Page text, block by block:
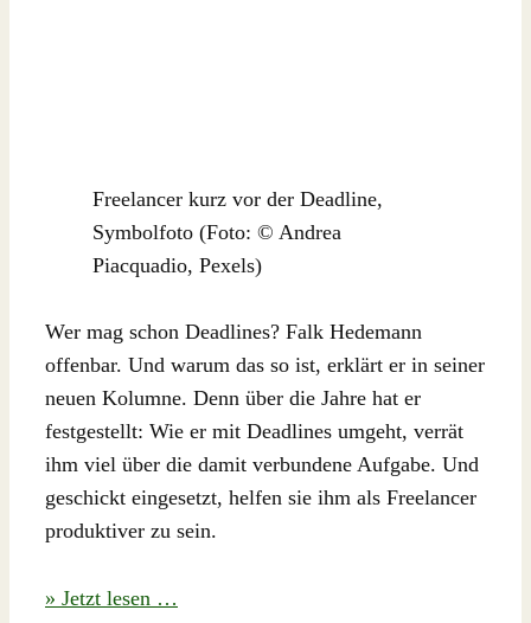
Freelancer kurz vor der Deadline,
Symbolfoto (Foto: © Andrea
Piacquadio, Pexels)
Wer mag schon Deadlines? Falk Hedemann
offenbar. Und warum das so ist, erklärt er in seiner
neuen Kolumne. Denn über die Jahre hat er
festgestellt: Wie er mit Deadlines umgeht, verrät
ihm viel über die damit verbundene Aufgabe. Und
geschickt eingesetzt, helfen sie ihm als Freelancer
produktiver zu sein.
» Jetzt lesen …